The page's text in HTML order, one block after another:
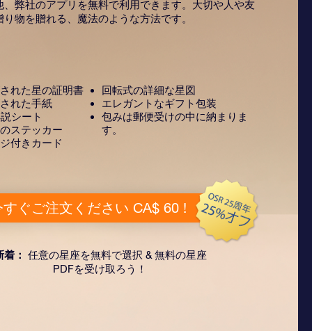
、弊社のアプリを無料で利用できます。大切や人や友
物を贈れる、魔法のような方法です。
れた星の証明書
れた手紙
シート
ステッカー
付きカード
回転式の詳細な星図
エレガントなギフト包装
包みは郵便受けの中に納まりま
す。
すぐご注文ください CA$ 60 !
着： 任意の星座を無料で選択 & 無料の星座
PDFを受け取ろう！